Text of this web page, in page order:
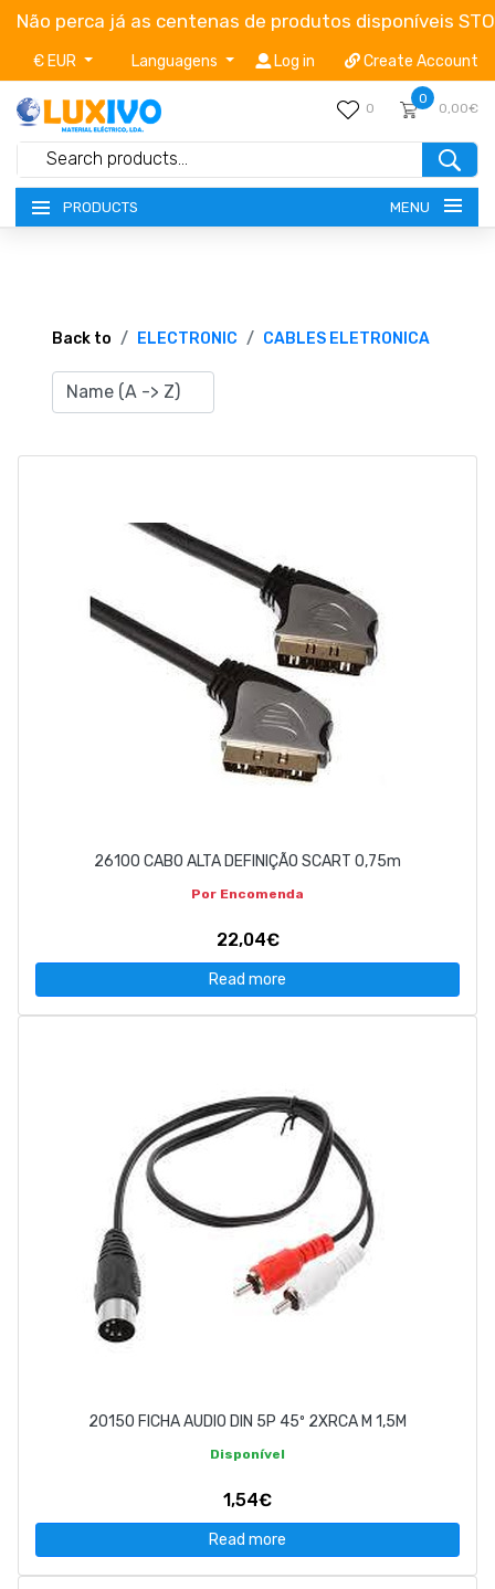
Não perca já as centenas de produtos disponíveis
€ EUR Languagens Log in Create Account
0
0
0,00€
PRODUCTS MENU
TERMS OF SERVICE
CATALOGUES
263 710 898
Back to ELECTRONIC CABLES ELETRONICA
26100 CABO ALTA DEFINIÇÃO SCART 0,75m
Por Encomenda
22,04€
Read more
20150 FICHA AUDIO DIN 5P 45º 2XRCA M 1,5M
Disponível
1,54€
Read more